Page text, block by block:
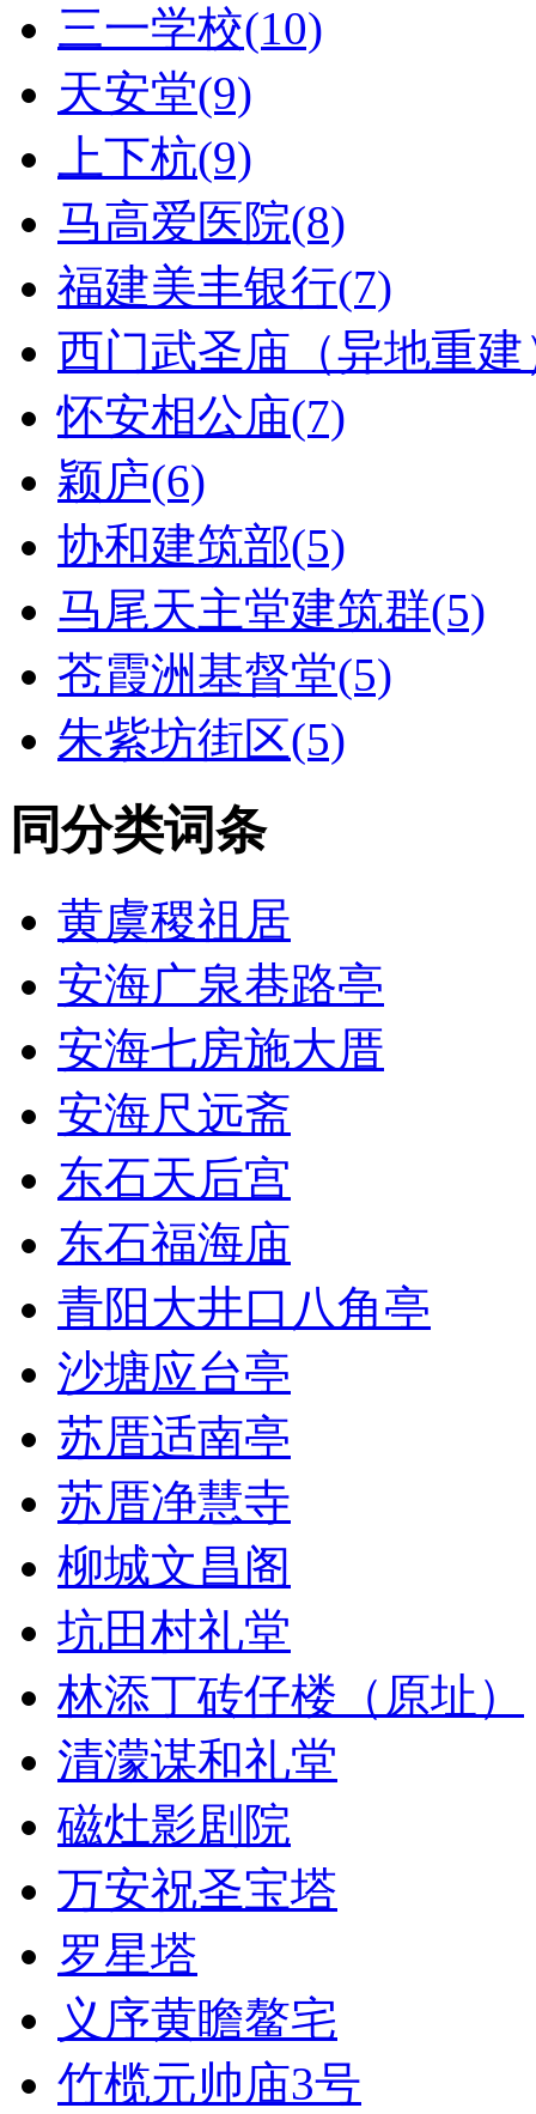
三一学校(10)
天安堂(9)
上下杭(9)
马高爱医院(8)
福建美丰银行(7)
西门武圣庙（异地重建
怀安相公庙(7)
颖庐(6)
协和建筑部(5)
马尾天主堂建筑群(5)
苍霞洲基督堂(5)
朱紫坊街区(5)
同分类词条
黄虞稷祖居
安海广泉巷路亭
安海七房施大厝
安海尺远斋
东石天后宫
东石福海庙
青阳大井口八角亭
沙塘应台亭
苏厝适南亭
苏厝净慧寺
柳城文昌阁
坑田村礼堂
林添丁砖仔楼（原址）
清濛谋和礼堂
磁灶影剧院
万安祝圣宝塔
罗星塔
义序黄瞻鳌宅
竹榄元帅庙3号